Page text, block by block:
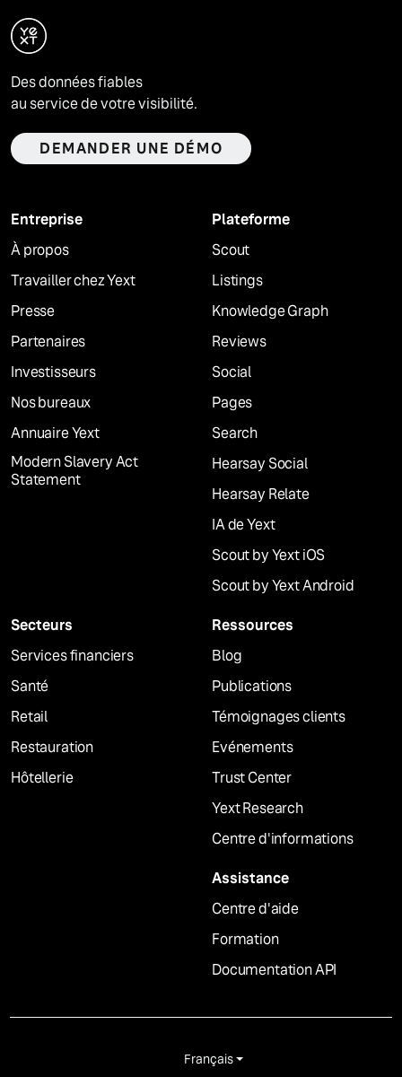
Des données fiables
au service de votre visibilité.
DEMANDER UNE DÉMO
Entreprise
À propos
Travailler chez Yext
Presse
Partenaires
Investisseurs
Nos bureaux
Annuaire Yext
Modern Slavery Act
Statement
Plateforme
Scout
Listings
Knowledge Graph
Reviews
Social
Pages
Search
Hearsay Social
Hearsay Relate
IA de Yext
Scout by Yext iOS
Scout by Yext Android
Secteurs
Services financiers
Santé
Retail
Restauration
Hôtellerie
Ressources
Blog
Publications
Témoignages clients
Evénements
Trust Center
Yext Research
Centre d'informations
Assistance
Centre d'aide
Formation
Documentation API
Français